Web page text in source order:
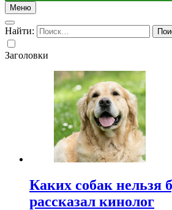
Меню
Найти:
Заголовки
Каких собак нельзя
рассказал кинолог